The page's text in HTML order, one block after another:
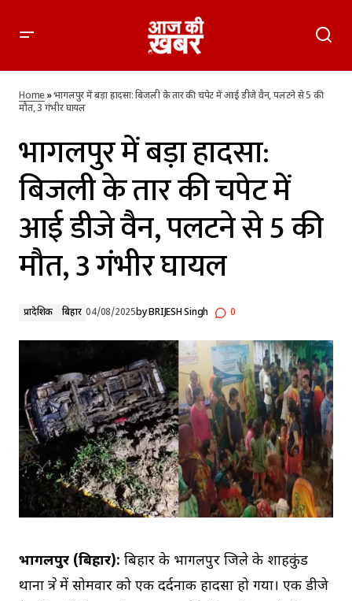
5 की मौत, 3 गंभीर घायल
Home»भागलपुर में बड़ा हादसा: बिजली के तार की चपेट में आई डीजे वैन, पलटने से 5 की
मौत, 3 गंभीर घायल
भागलपुर में बड़ा हादसा:
बिजली के तार की चपेट में
आई डीजे वैन, पलटने से 5 की
मौत, 3 गंभीर घायल
प्रादेशिक बिहार 04/08/2025byBRIJESH Singh 0
भागलपुर (बिहार): बिहार के भागलपुर जिले के शाहकुंड
थाना क्षेत्र में सोमवार को एक दर्दनाक हादसा हो गया। एक डीजे